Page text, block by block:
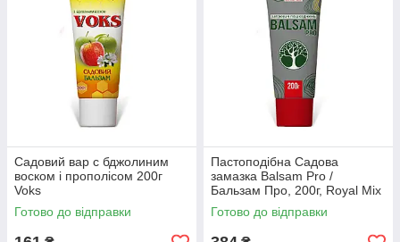
Садовий вар c бджолиним
воском і прополісом 200г
Voks
Готово до відправки
Пастоподібна Садова
замазка Balsam Pro /
Бальзам Про, 200г, Royal Mix
Готово до відправки